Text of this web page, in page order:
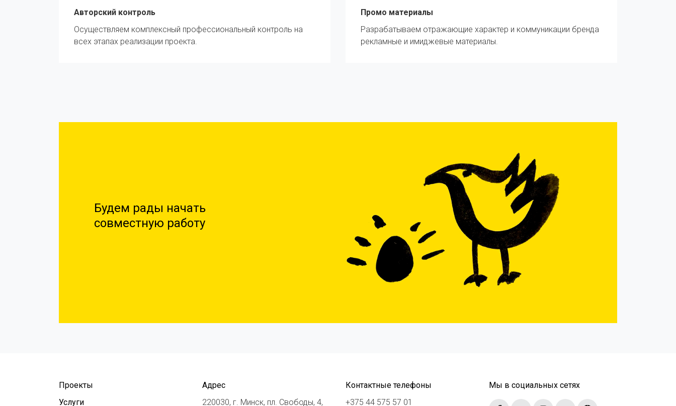
Авторский контроль
Осуществляем комплексный профессиональный контроль на
всех этапах реализации проекта.
Промо материалы
Разрабатываем отражающие характер и коммуникации бренда
рекламные и имиджевые материалы.
Будем рады начать
совместную работу
Проекты
Услуги
Адрес
220030, г. Минск, пл. Свободы, 4,
Контактные телефоны
+375 44 575 57 01
Мы в социальных сетях